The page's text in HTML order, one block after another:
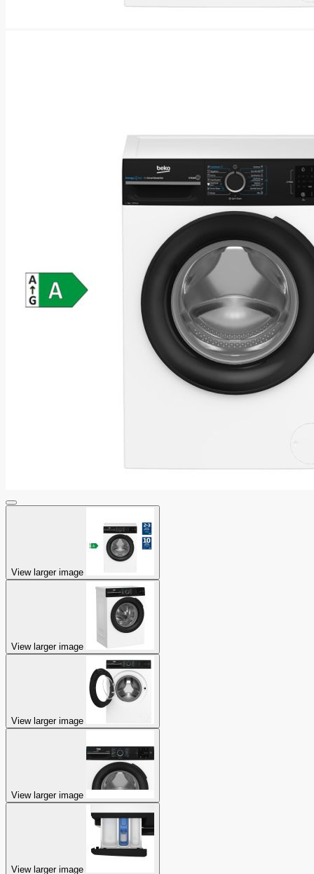
View larger image
View larger image
View larger image
View larger image
View larger image